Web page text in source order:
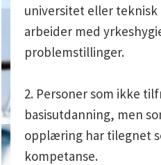
universitet eller teknisk
arbeider med
problemstillinger.
2. Personer som ikke
basisutdanning, men
opplæring har tilegnet
kompetanse.